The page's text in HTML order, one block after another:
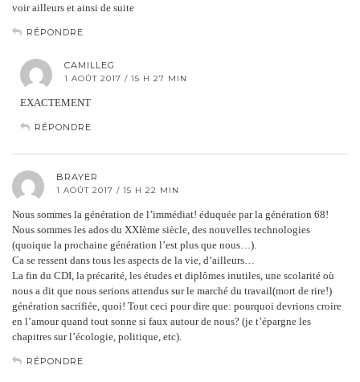
voir ailleurs et ainsi de suite
RÉPONDRE
CAMILLEG
1 AOÛT 2017 / 15 H 27 MIN
EXACTEMENT
RÉPONDRE
BRAYER
1 AOÛT 2017 / 15 H 22 MIN
Nous sommes la génération de l’immédiat! éduquée par la génération 68!
Nous sommes les ados du XXIème siècle, des nouvelles technologies
(quoique la prochaine génération l’est plus que nous…).
Ca se ressent dans tous les aspects de la vie, d’ailleurs…
La fin du CDI, la précarité, les études et diplômes inutiles, une scolarité où
nous a dit que nous serions attendus sur le marché du travail(mort de rire!)
génération sacrifiée, quoi! Tout ceci pour dire que: pourquoi devrions croire
en l’amour quand tout sonne si faux autour de nous? (je t’épargne les
chapitres sur l’écologie, politique, etc).
RÉPONDRE